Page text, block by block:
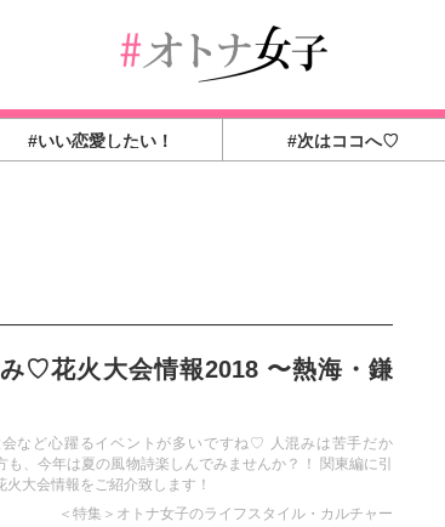
#いい恋愛したい！ #次はココへ♡
♡花火大会情報2018 〜熱海・鎌
など心躍るイベントが多いですね♡ 人混みは苦手だか
も、今年は夏の風物詩楽しんでみませんか？！ 関東編に引
大会情報をご紹介致します！
＜特集＞オトナ女子のライフスタイル・カルチャー